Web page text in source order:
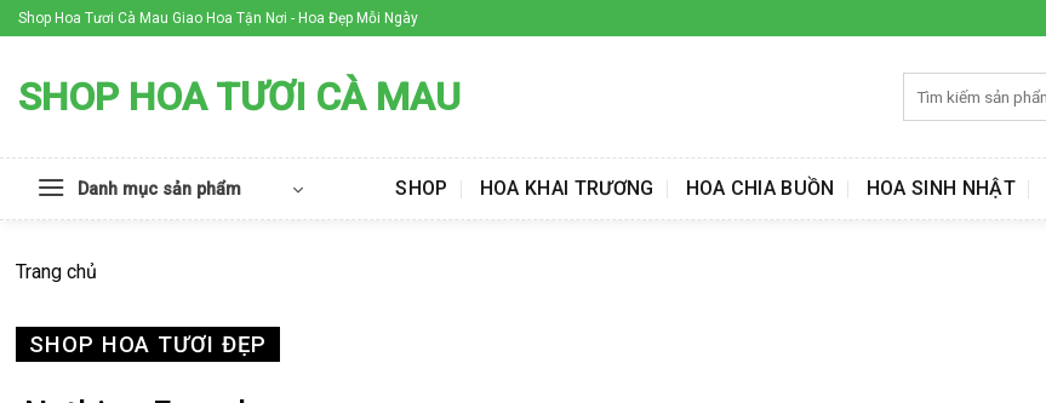
Skip
to
Shop Hoa Tươi Cà Mau Giao Hoa Tận Nơi - Hoa Đẹp Mỗi Ngày
SHOP HOA TƯƠI CÀ MAU
kiếm:
Danh mục sản phẩm SHOP HOA KHAI TRƯƠNG HOA CHIA BUỒN HOA SINH NHẬT
Trang chủ
SHOP HOA TƯƠI ĐẸP